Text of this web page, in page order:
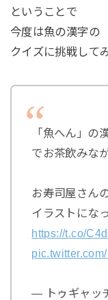
ということで
今度は魚の漢字の
クイズに挑戦して
「魚へん」の
でお茶飲みな
お寿司屋さん
イラストにな
https://t.co/
— トゥギャッ